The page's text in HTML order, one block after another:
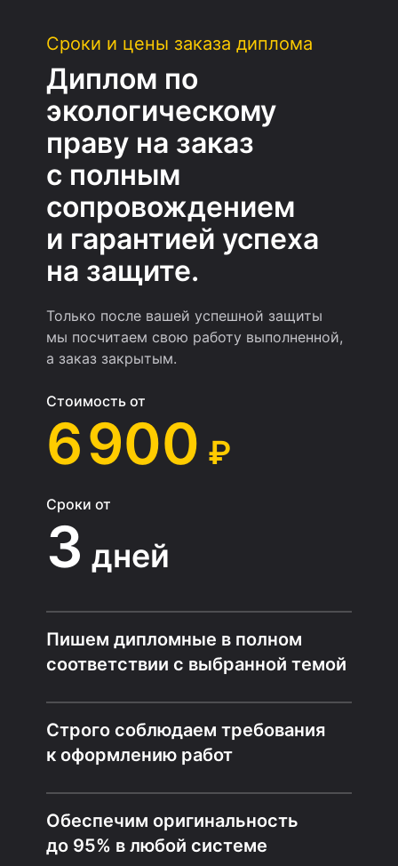
Сроки и цены заказа диплома
Диплом по
экологическому
праву на заказ
с полным
сопровождением
и гарантией успеха
на защите.
Только после вашей успешной защиты
мы посчитаем свою работу выполненной,
а заказ закрытым.
Стоимость от
6 900 ₽
Сроки от
3 дней
Пишем дипломные в полном
соответствии с выбранной темой
Строго соблюдаем требования
к оформлению работ
Обеспечим оригинальность
до 95% в любой системе